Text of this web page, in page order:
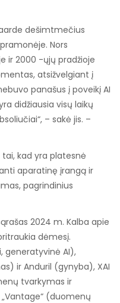
dešimtmečius
Nors
ir 2000 -ųjų pradžioje
atsižvelgiant į
panašus į poveikį AI
didžiausia visų laikų
– sakė jis. –
tai, kad yra platesnė
aparatinę įrangą ir
pagrindinius
2024 m. Kalba apie
dėmesį.
generatyvinė AI),
ir Anduril (gynyba), XAI
tvarkymas ir
(duomenų